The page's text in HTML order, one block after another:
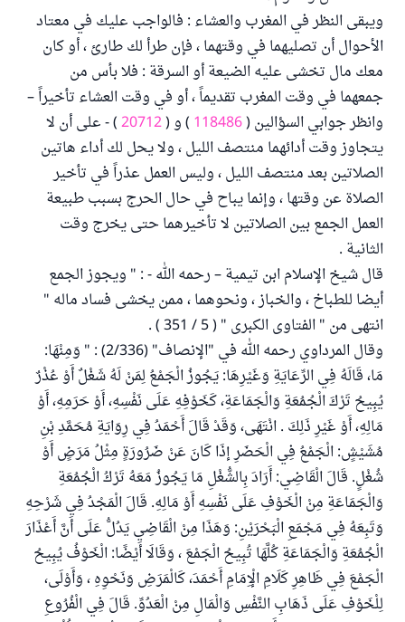
ويبقى النظر في المغرب والعشاء : فالواجب عليك في معتاد
الأحوال أن تصليهما في وقتهما ، فإن طرأ لك طارئ ، أو كان
معك مال تخشى عليه الضيعة أو السرقة : فلا بأس من
جمعهما في وقت المغرب تقديماً ، أو في وقت العشاء تأخيراً –
وانظر جوابي السؤالين (118486 ) و (20712) - على أن لا
يتجاوز وقت أدائهما منتصف الليل ، ولا يحل لك أداء هاتين
الصلاتين بعد منتصف الليل ، وليس العمل عذراً في تأخير
الصلاة عن وقتها ، وإنما يباح في حال الحرج بسبب طبيعة
العمل الجمع بين الصلاتين لا تأخيرهما حتى يخرج وقت
الثانية .
قال شيخ الإسلام ابن تيمية – رحمه الله - : " ويجوز الجمع
أيضا للطباخ ، والخباز ، ونحوهما ، ممن يخشى فساد ماله "
انتهى من " الفتاوى الكبرى " ( 5 / 351 ) .
وقال المرداوي رحمه الله في "الإنصاف" (2/336) : " وَمِنْهَا:
مَا، قَالَهُ فِي الرِّعَايَةِ وَغَيْرِهَا: يَجُوزُ الْجَمْعُ لِمَنْ لَهُ شَغْلٌ أَوْ عُذْرٌ
يُبِيحُ تَرْكَ الْجُمُعَةِ وَالْجَمَاعَةِ، كَخَوْفِهِ عَلَى نَفْسِهِ، أَوْ حَرَمِهِ، أَوْ
مَالِهِ، أَوْ غَيْرِ ذَلِكَ . انْتَهَى، وَقَدْ قَالَ أَحْمَدُ فِي رِوَايَةِ مُحَمَّدِ بْنِ
مُشَيْشٍ: الْجَمْعُ فِي الْحَضَرِ إذَا كَانَ عَنْ ضَرُورَةٍ مِثْلُ مَرَضٍ أَوْ
شُغْلٍ. قَالَ الْقَاضِي: أَرَادَ بِالشُّغْلِ مَا يَجُوزُ مَعَهُ تَرْكُ الْجُمُعَةِ
وَالْجَمَاعَةِ مِنْ الْخَوْفِ عَلَى نَفْسِهِ أَوْ مَالِهِ. قَالَ الْمَجْدُ فِي شَرْحِهِ
وَتَبِعَهُ فِي مَجْمَعِ الْبَحْرَيْنِ: وَهَذَا مِنْ الْقَاضِي يَدُلُّ عَلَى أَنَّ أَعْذَارَ
الْجُمُعَةِ وَالْجَمَاعَةِ كُلَّهَا تُبِيحُ الْجَمْعَ ، وَقَالَا أَيْضًا: الْخَوْفُ يُبِيحُ
الْجَمْعَ فِي ظَاهِرِ كَلَامِ الْإِمَامِ أَحْمَدَ، كَالْمَرَضِ وَنَحْوِهِ ، وَأَوْلَى،
لِلْخَوْفِ عَلَى ذَهَابِ النَّفْسِ وَالْمَالِ مِنْ الْعَدُوِّ. قَالَ فِي الْفُرُوعِ